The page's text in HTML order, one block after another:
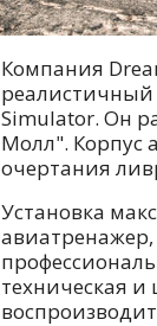
Компания
реалистичный
Simulator. Он
Молл". Корпус
очертания
Установка
техническая и